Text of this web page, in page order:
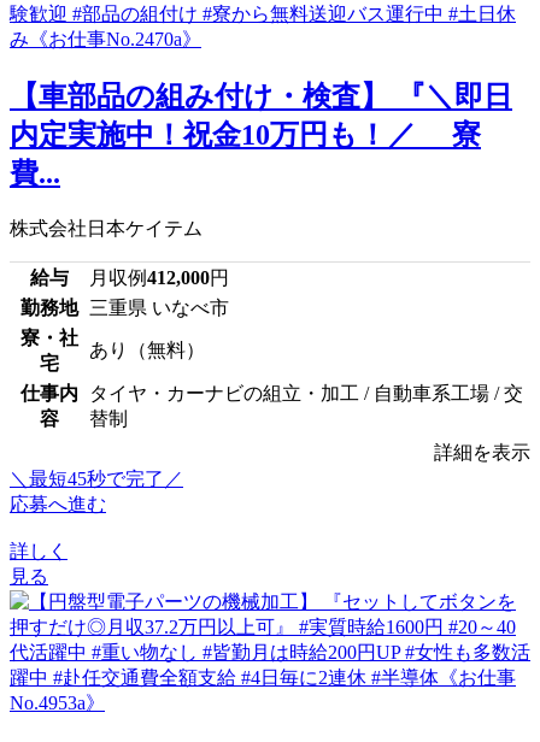
【車部品の組み付け・検査】 『＼即日
内定実施中！祝金10万円も！／ 寮
費...
株式会社日本ケイテム
給与 月収例412,000円
勤務地
三重県 いなべ市
寮・社
宅
あり（無料）
仕事内
容
タイヤ・カーナビの組立・加工 / 自動車系工場 / 交
替制
詳細を表示
＼最短45秒で完了／
応募へ進む
詳しく
見る